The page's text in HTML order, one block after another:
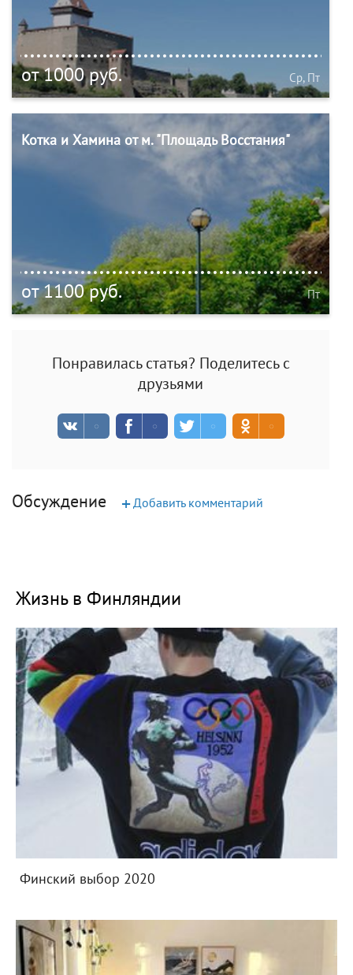
от 1000 руб. Ср, Пт
Котка и Хамина от м. "Площадь Восстания"
от 1100 руб. Пт
Понравилась статья? Поделитесь с
друзьями
Обсуждение +Добавить комментарий
Жизнь в Финляндии
Финский выбор 2020